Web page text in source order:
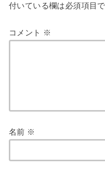
付いている欄は必須項目
コメント ※
名前 ※